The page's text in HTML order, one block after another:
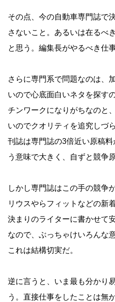
その点、今の自動車専門誌で
さないこと。あるいは在るべ
と思う。編集長がやるべき仕
さらに専門系で問題なのは、
いので心底面白いネタを探す
チンワークになりがちなのと
いのでクオリティを追究しづ
刊誌は専門誌の3倍近い原稿
う意味で大きく、自ずと競争
しかし専門誌はこの手の競争
リウスやらフィットなどの新
決まりのライターに書かせて
なので、ぶっちゃけいろんな
これは結構切実だ。
逆に言うと、いま最も分かり
う。直接仕事をしたことは無